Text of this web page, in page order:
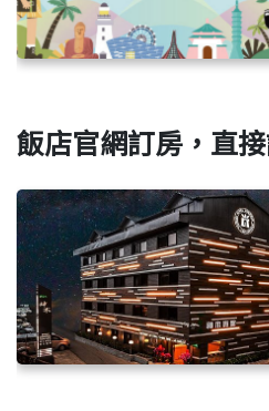
飯店官網訂房，直